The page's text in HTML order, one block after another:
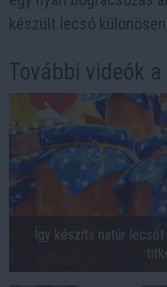
készült lecsó
További videók
Így készíts natúr